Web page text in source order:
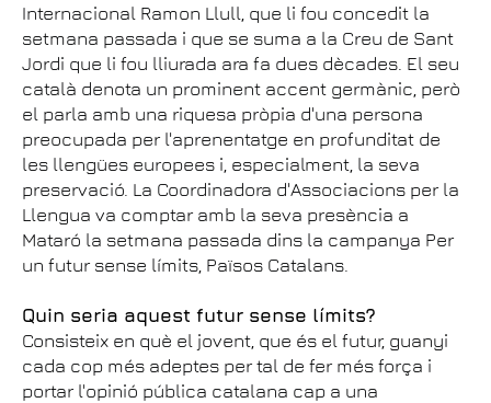
Internacional Ramon Llull, que li fou concedit la
setmana passada i que se suma a la Creu de Sant
Jordi que li fou lliurada ara fa dues dècades. El seu
català denota un prominent accent germànic, però
el parla amb una riquesa pròpia d'una persona
preocupada per l'aprenentatge en profunditat de
les llengües europees i, especialment, la seva
preservació. La Coordinadora d'Associacions per la
Llengua va comptar amb la seva presència a
Mataró la setmana passada dins la campanya Per
un futur sense límits, Països Catalans.
Quin seria aquest futur sense límits?
Consisteix en què el jovent, que és el futur, guanyi
cada cop més adeptes per tal de fer més força i
portar l'opinió pública catalana cap a una